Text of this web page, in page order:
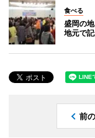
食べる
盛岡の
地元で
前